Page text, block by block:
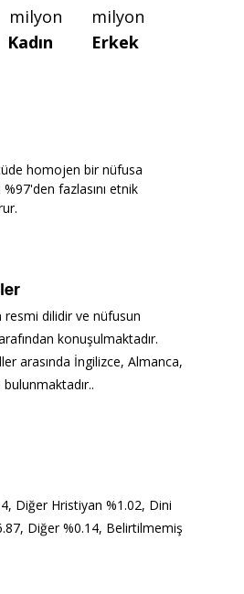
milyon
Kadın
milyon
Erkek
homojen bir nüfusa
fazlasını etnik
resmi dilidir ve nüfusun
konuşulmaktadır.
arasında İngilizce, Almanca,
Diğer Hristiyan %1.02, Dini
Diğer %0.14, Belirtilmemiş